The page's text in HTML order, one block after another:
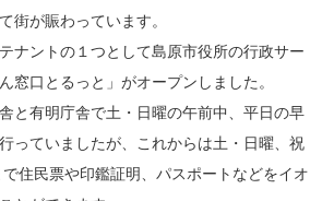
街が賑わっています。
ナントの１つとして島原市役所の行政サー
窓口とるっと」がオープンしました。
と有明庁舎で土・日曜の午前中、平日の早
っていましたが、これからは土・日曜、祝
住民票や印鑑証明、パスポートなどをイオ